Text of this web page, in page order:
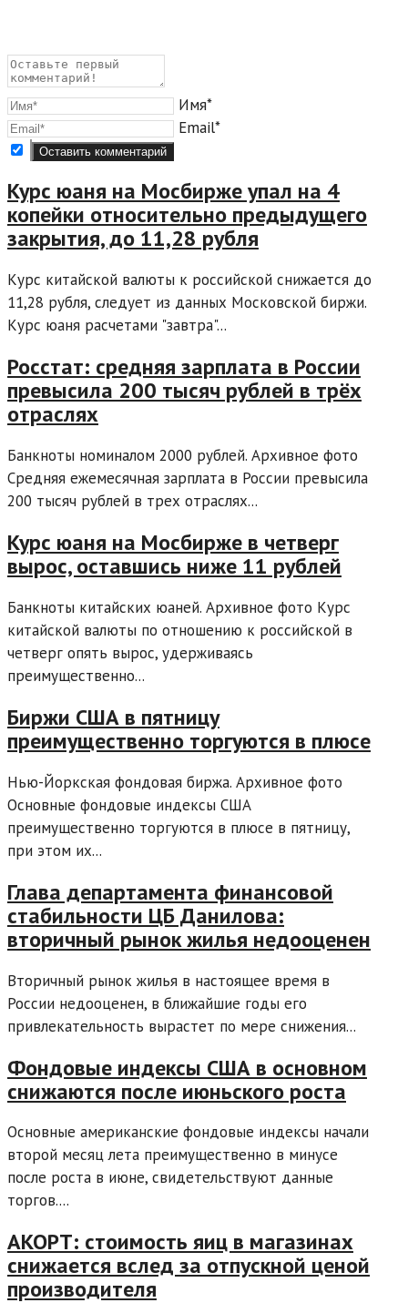
Имя*
Email*
Курс юаня на Мосбирже упал на 4
копейки относительно предыдущего
закрытия, до 11,28 рубля
Курс китайской валюты к российской снижается до
11,28 рубля, следует из данных Московской биржи.
Курс юаня расчетами "завтра"...
Росстат: средняя зарплата в России
превысила 200 тысяч рублей в трёх
отраслях
Банкноты номиналом 2000 рублей. Архивное фото
Средняя ежемесячная зарплата в России превысила
200 тысяч рублей в трех отраслях...
Курс юаня на Мосбирже в четверг
вырос, оставшись ниже 11 рублей
Банкноты китайских юаней. Архивное фото Курс
китайской валюты по отношению к российской в
четверг опять вырос, удерживаясь
преимущественно...
Биржи США в пятницу
преимущественно торгуются в плюсе
Нью-Йоркская фондовая биржа. Архивное фото
Основные фондовые индексы США
преимущественно торгуются в плюсе в пятницу,
при этом их...
Глава департамента финансовой
стабильности ЦБ Данилова:
вторичный рынок жилья недооценен
Вторичный рынок жилья в настоящее время в
России недооценен, в ближайшие годы его
привлекательность вырастет по мере снижения...
Фондовые индексы США в основном
снижаются после июньского роста
Основные американские фондовые индексы начали
второй месяц лета преимущественно в минусе
после роста в июне, свидетельствуют данные
торгов....
АКОРТ: стоимость яиц в магазинах
снижается вслед за отпускной ценой
производителя